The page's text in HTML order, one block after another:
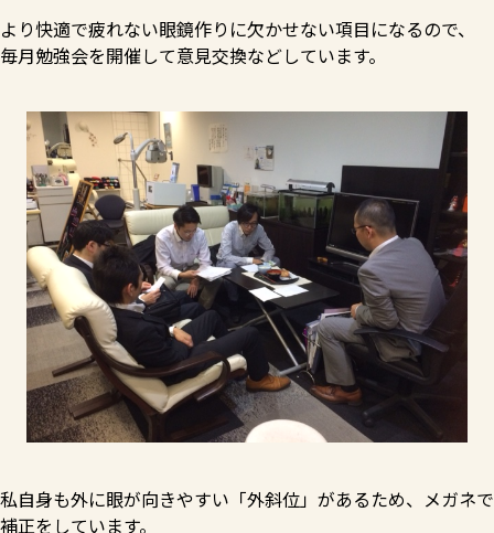
より快適で疲れない眼鏡作りに欠かせない項目になるので、
毎月勉強会を開催して意見交換などしています。
私自身も外に眼が向きやすい「外斜位」があるため、メガネで
補正をしています。